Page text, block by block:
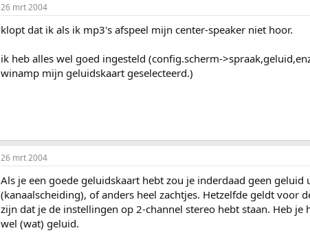
26 mrt 2004
klopt dat ik als ik mp3's afspeel mijn center-speaker niet hoor.
ik heb alles wel goed ingesteld (config.scherm-
winamp mijn geluidskaart geselecteerd.)
26 mrt 2004
Als je een goede geluidskaart hebt zou je inderdaad geen
(kanaalscheiding), of anders heel zachtjes. Hetzelfde geldt voor
zijn dat je de instellingen op 2-channel stereo hebt staan. Heb
wel (wat) geluid.